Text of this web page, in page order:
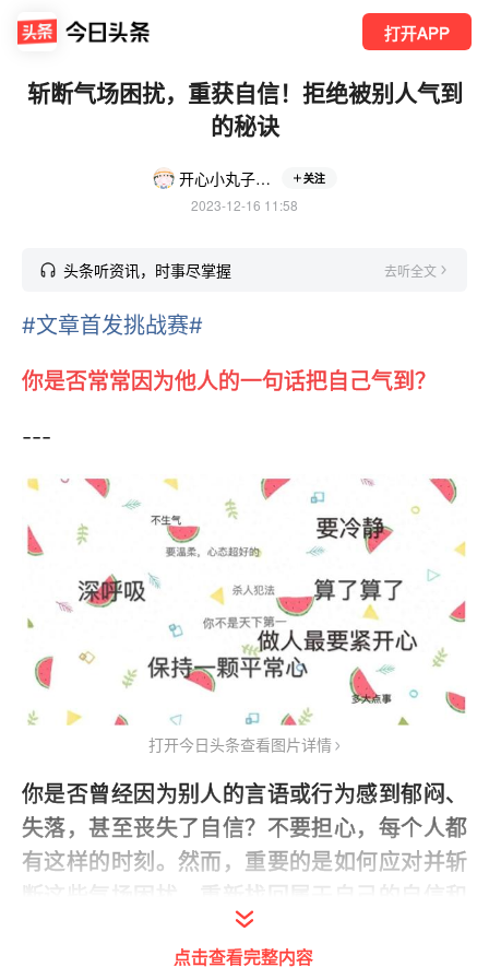
打开APP
斩断气场困扰，重获自信！拒绝被别人气到
的秘诀
开心小丸子日常 关注
2023-12-16 11:58
头条听资讯，时事尽掌握 去听全文
#文章首发挑战赛#
你是否常常因为他人的一句话把自己气到？
---
打开今日头条查看图片详情
你是否曾经因为别人的言语或行为感到郁闷、
失落，甚至丧失了自信？不要担心，每个人都
有这样的时刻。然而，重要的是如何应对并斩
快乐。本文将为你揭示一些拒绝被别人气到的
秘诀，帮助你在人际关系中建立健康的心态。
点击查看完整内容